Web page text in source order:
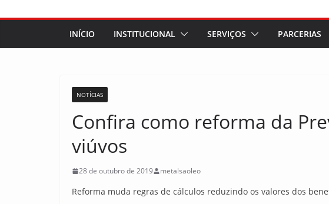
INÍCIO INSTITUCIONAL SERVIÇOS PARCERIAS
NOTÍCIAS
Confira como reforma da
viúvos
28 de outubro de 2019 metalsaoleo
Reforma muda regras de cálculos reduzindo os valores dos